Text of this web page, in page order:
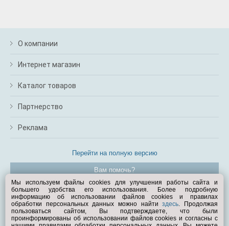
О компании
Интернет магазин
Каталог товаров
Партнерство
Реклама
Перейти на полную версию
Вам помочь?
© Exist.ru 1998—2026
Мы используем файлы cookies для улучшения работы сайта и
большего удобства его использования. Более подробную
информацию об использовании файлов cookies и правилах
обработки персональных данных можно найтиздесь. Продолжая
пользоваться сайтом, Вы подтверждаете, что были
проинформированы об использовании файлов cookies и согласны с